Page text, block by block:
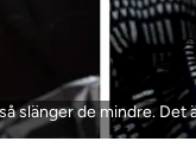
slänger de mindre.